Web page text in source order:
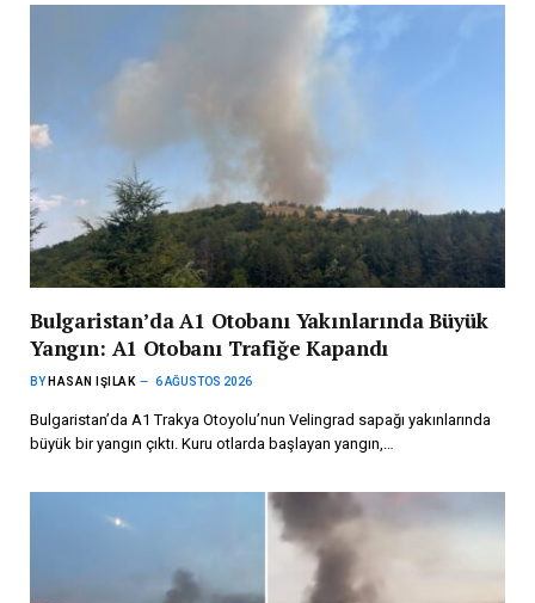
Bulgaristan’da A1 Otobanı Yakınlarında Büyük
Yangın: A1 Otobanı Trafiğe Kapandı
BY HASAN IŞILAK 6 AĞUSTOS 2026
Bulgaristan’da A1 Trakya Otoyolu’nun Velingrad sapağı yakınlarında
büyük bir yangın çıktı. Kuru otlarda başlayan yangın,…